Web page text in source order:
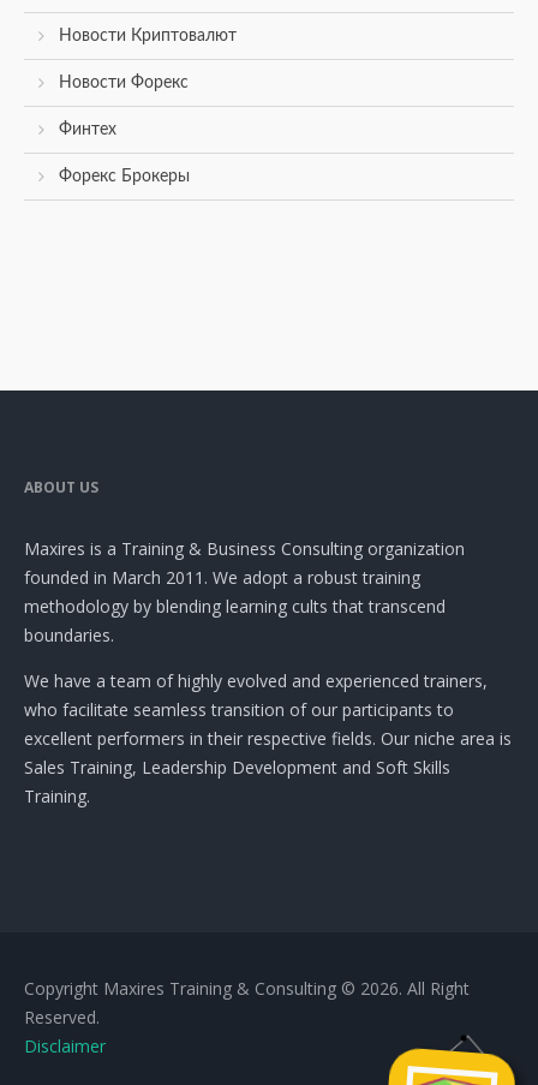
Новости Криптовалют
Новости Форекс
Финтех
Форекс Брокеры
ABOUT US
Maxires is a Training & Business Consulting organization
founded in March 2011. We adopt a robust training
methodology by blending learning cults that transcend
boundaries.
We have a team of highly evolved and experienced trainers,
who facilitate seamless transition of our participants to
excellent performers in their respective fields. Our niche area is
Sales Training, Leadership Development and Soft Skills
Training.
Copyright Maxires Training & Consulting © 2026. All Right
Reserved.
Disclaimer